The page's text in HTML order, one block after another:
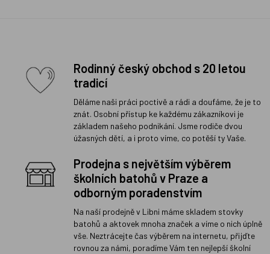
Rodinný český obchod s 20 letou
tradicí
Děláme naši práci poctivě a rádi a doufáme, že je to
znát. Osobní přístup ke každému zákazníkovi je
základem našeho podnikání. Jsme rodiče dvou
úžasných dětí, a i proto víme, co potěší ty Vaše.
Prodejna s největším výběrem
školních batohů v Praze a
odborným poradenstvím
Na naší prodejně v Libni máme skladem stovky
batohů a aktovek mnoha značek a víme o nich úplně
vše. Neztrácejte čas výběrem na internetu, přijďte
rovnou za námi, poradíme Vám ten nejlepší školní